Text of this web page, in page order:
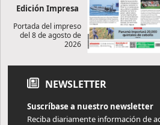
Edición Impresa
Portada del impreso
del 8 de agosto de
2026
NEWSLETTER
Suscríbase a nuestro newsletter
Reciba diariamente información de